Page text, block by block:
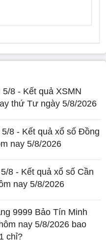
5/8 - Kết quả XSMN
thứ Tư ngày 5/8/2026
5/8 - Kết quả xổ số Đồng
nay 5/8/2026
8 - Kết quả xổ số Cần
nay 5/8/2026
9999 Bảo Tín Minh
nay 5/8/2026 bao
chỉ?